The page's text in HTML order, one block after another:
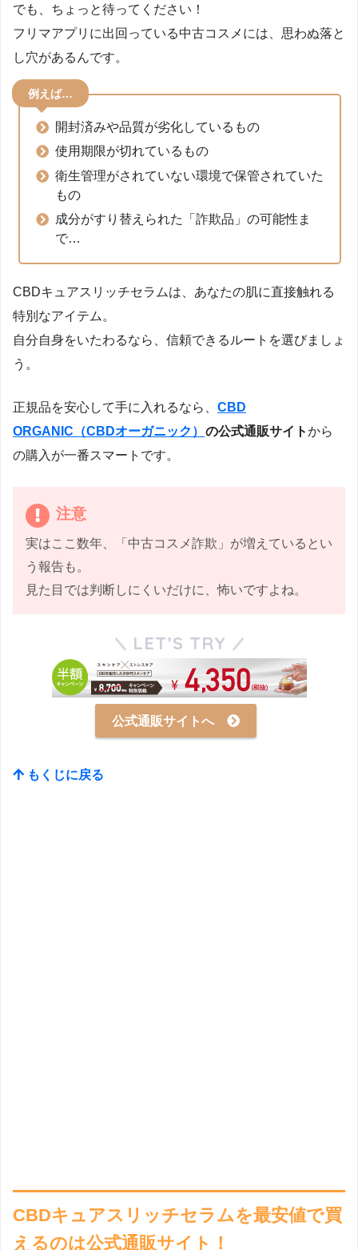
でも、ちょっと待ってください！
フリマアプリに出回っている中古コスメには、思わぬ落と
し穴があるんです。
例えば…
開封済みや品質が劣化しているもの
使用期限が切れているもの
衛生管理がされていない環境で保管されていた
もの
成分がすり替えられた「詐欺品」の可能性ま
で…
CBDキュアスリッチセラムは、あなたの肌に直接触れる
特別なアイテム。
自分自身をいたわるなら、信頼できるルートを選びましょ
う。
正規品を安心して手に入れるなら、 CBD
ORGANIC（CBDオーガニック） の公式通販サイトから
の購入が一番スマートです。
注意
実はここ数年、「中古コスメ詐欺」が増えているとい
う報告も。
見た目では判断しにくいだけに、怖いですよね。
LET’S TRY
公式通販サイトへ
もくじに戻る
CBDキュアスリッチセラムを最安値で買
えるのは公式通販サイト！